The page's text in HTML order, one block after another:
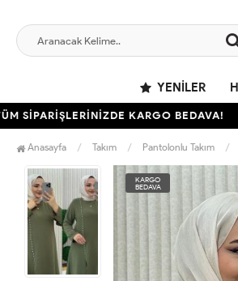
YENILER
KARGO BEDAVA!
Anasayfa Takım Pantolonlu Takım
KARGO
BEDAVA